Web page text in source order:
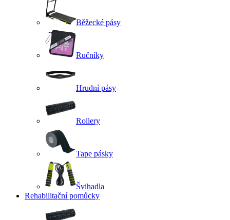
Běžecké pásy
Ručníky
Hrudní pásy
Rollery
Tape pásky
Švihadla
Rehabilitační pomůcky